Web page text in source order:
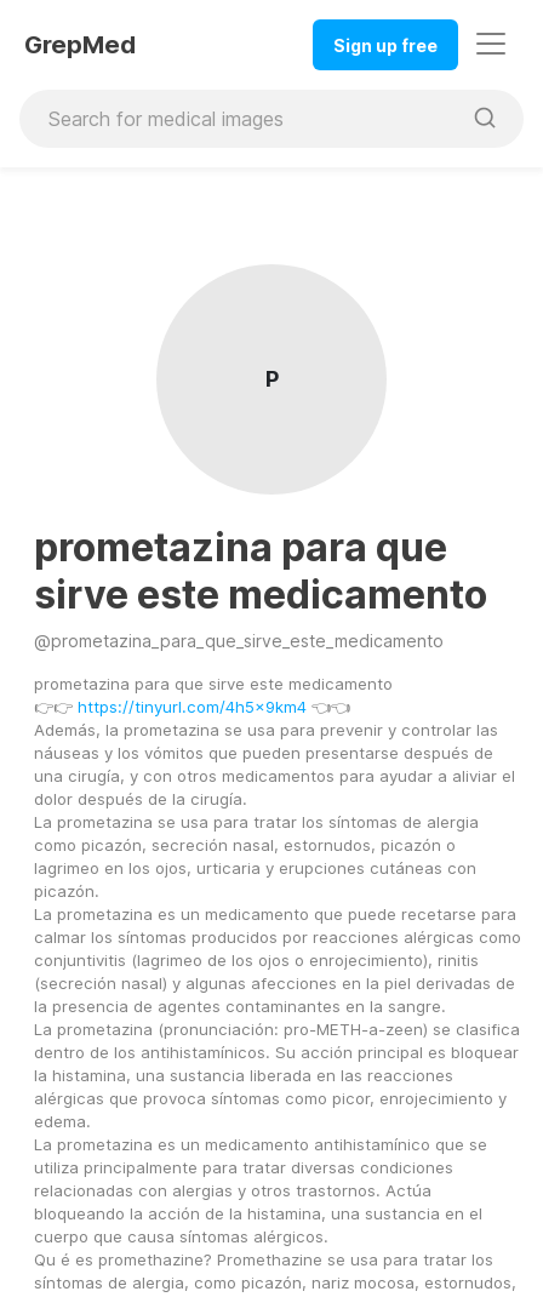
GrepMed Sign up free
P
prometazina para que
sirve este medicamento
@prometazina_para_que_sirve_este_medicamento
prometazina para que sirve este medicamento
👉👉 https://tinyurl.com/4h5x9km4 👈👈
Además, la prometazina se usa para prevenir y controlar las
náuseas y los vómitos que pueden presentarse después de
una cirugía, y con otros medicamentos para ayudar a aliviar el
dolor después de la cirugía.
La prometazina se usa para tratar los síntomas de alergia
como picazón, secreción nasal, estornudos, picazón o
lagrimeo en los ojos, urticaria y erupciones cutáneas con
picazón.
La prometazina es un medicamento que puede recetarse para
calmar los síntomas producidos por reacciones alérgicas como
conjuntivitis (lagrimeo de los ojos o enrojecimiento), rinitis
(secreción nasal) y algunas afecciones en la piel derivadas de
la presencia de agentes contaminantes en la sangre.
La prometazina (pronunciación: pro-METH-a-zeen) se clasifica
dentro de los antihistamínicos. Su acción principal es bloquear
la histamina, una sustancia liberada en las reacciones
alérgicas que provoca síntomas como picor, enrojecimiento y
edema.
La prometazina es un medicamento antihistamínico que se
utiliza principalmente para tratar diversas condiciones
relacionadas con alergias y otros trastornos. Actúa
bloqueando la acción de la histamina, una sustancia en el
cuerpo que causa síntomas alérgicos.
Qu é es promethazine? Promethazine se usa para tratar los
síntomas de alergia, como picazón, nariz mocosa, estornudos,